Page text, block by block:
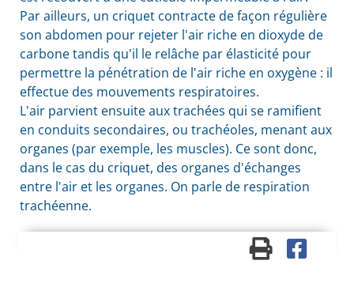
Par ailleurs, un criquet contracte de façon régulière
son abdomen pour rejeter l'air riche en dioxyde de
carbone tandis qu'il le relâche par élasticité pour
permettre la pénétration de l'air riche en oxygène : il
effectue des mouvements respiratoires.
L'air parvient ensuite aux trachées qui se ramifient
en conduits secondaires, ou trachéoles, menant aux
organes (par exemple, les muscles). Ce sont donc,
dans le cas du criquet, des organes d'échanges
entre l'air et les organes. On parle de respiration
trachéenne.